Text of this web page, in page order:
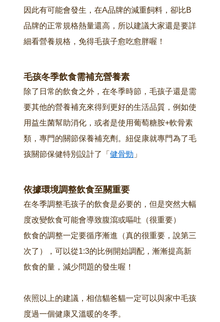
因此有可能會發生，在A品牌的減重飼料，卻比B
品牌的正常規格熱量還高，所以建議大家還是要詳
細看營養規格，免得毛孩子愈吃愈胖喔！
毛孩冬季飲食需補充營養素
除了日常的飲食之外，在冬季時節，毛孩子還是需
要其他的營養補充來得到更好的生活品質，例如使
用益生菌幫助消化，或者是使用葡萄糖胺+軟骨素
類，專門的關節保養補充劑。紐促康就專門為了毛
孩關節保健特別設計了「 健骨勁 」
依據環境調整飲食至關重要
在冬季調整毛孩子的飲食是必要的，但是突然大幅
度改變飲食可能會導致腹瀉或嘔吐（很重要）
飲食的調整一定要循序漸進（真的很重要，說第三
次了），可以從1:3的比例開始調配，漸漸提高新
飲食的量，減少問題的發生喔！
依照以上的建議，相信貓爸貓一定可以與家中毛孩
度過一個健康又溫暖的冬季。